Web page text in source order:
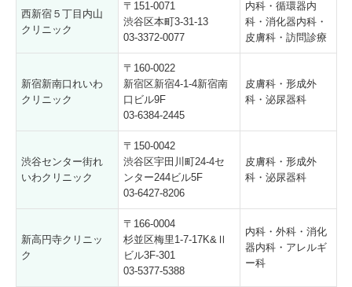
西新宿５丁目内山
クリニック
〒151-0071
渋谷区本町3-31-13
03-3372-0077
内科・循環器内
科・消化器内科・
皮膚科・訪問診療
新宿新南口れいわ
クリニック
〒160-0022
新宿区新宿4-1-4新宿南
口ビル9F
03-6384-2445
皮膚科・形成外
科・泌尿器科
渋谷センター街れ
いわクリニック
〒150-0042
渋谷区宇田川町24-4セ
ンター244ビル5F
03-6427-8206
皮膚科・形成外
科・泌尿器科
新高円寺クリニッ
ク
〒166-0004
杉並区梅里1-7-17K&Ⅱ
ビル3F-301
03-5377-5388
内科・外科・消化
器内科・アレルギ
ー科